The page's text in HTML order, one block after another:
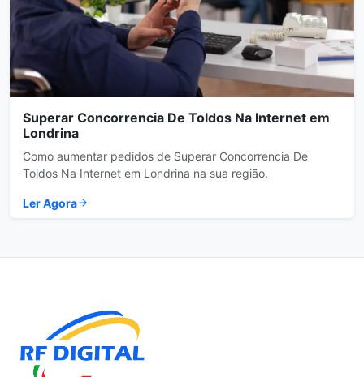
Superar Concorrencia De Toldos Na Internet em
Londrina
Como aumentar pedidos de Superar Concorrencia De
Toldos Na Internet em Londrina na sua região.
Ler Agora